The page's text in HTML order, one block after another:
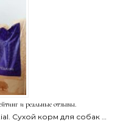
и реальные отзывы.
Сухой корм для собак …